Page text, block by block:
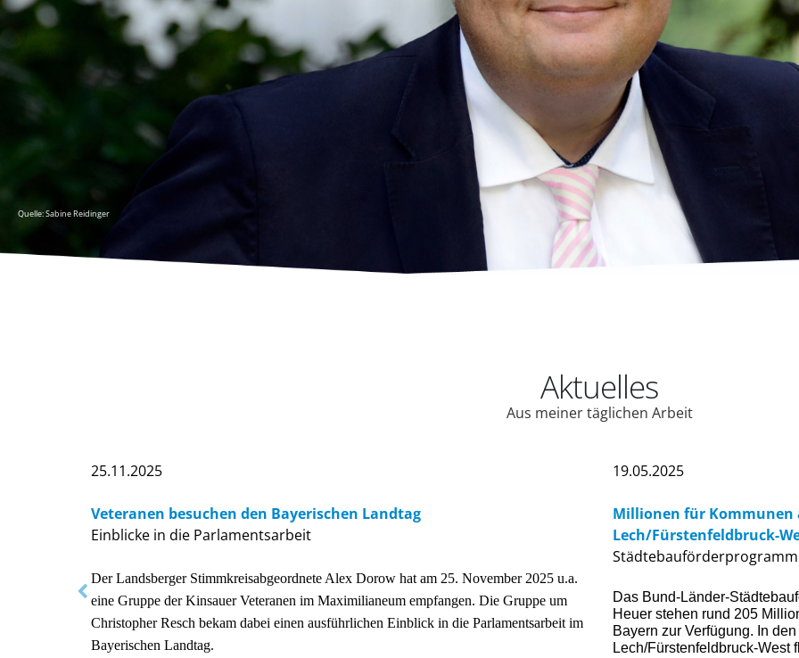
Quelle: Sabine Reidinger
Aktuelles
Aus meiner täglichen Arbeit
25.11.2025
Veteranen besuchen den Bayerischen Landtag
Einblicke in die Parlamentsarbeit
Der Landsberger Stimmkreisabgeordnete Alex Dorow hat am 25. November 2025 u.a.
eine Gruppe der Kinsauer Veteranen im Maximilianeum empfangen. Die Gruppe um
Christopher Resch bekam dabei einen ausführlichen Einblick in die Parlamentsarbeit im
Bayerischen Landtag.
19.05.2025
Millionen für Kommunen
Lech/Fürstenfeldbruck-
Städtebauförderprogramm
Das Bund-Länder-
Heuer stehen rund 205
Bayern zur Verfügung. In
Lech/Fürstenfeldbruck-West